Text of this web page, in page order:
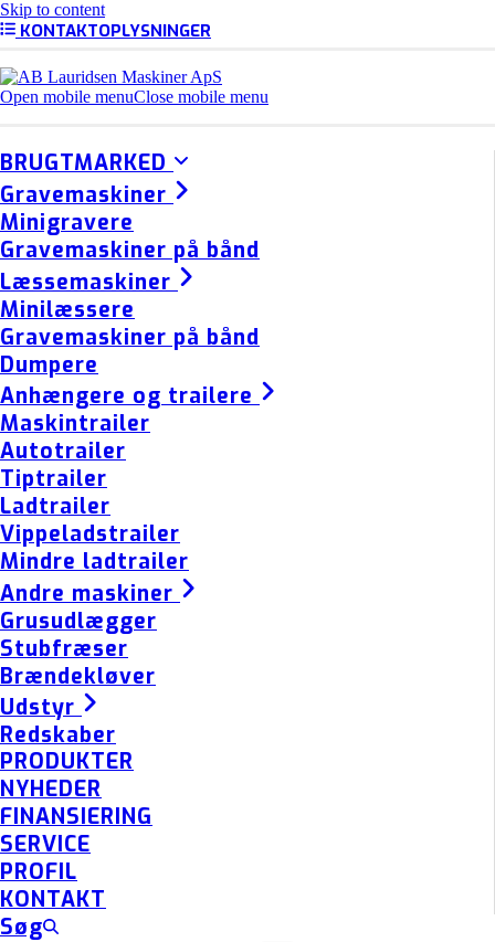
Skip to content
KONTAKTOPLYSNINGER
Open mobile menuClose mobile menu
BRUGTMARKED
Gravemaskiner
Minigravere
Gravemaskiner på bånd
Læssemaskiner
Minilæssere
Gravemaskiner på bånd
Dumpere
Anhængere og trailere
Maskintrailer
Autotrailer
Tiptrailer
Ladtrailer
Vippeladstrailer
Mindre ladtrailer
Andre maskiner
Grusudlægger
Stubfræser
Brændekløver
Udstyr
Redskaber
PRODUKTER
NYHEDER
FINANSIERING
SERVICE
PROFIL
KONTAKT
Søg